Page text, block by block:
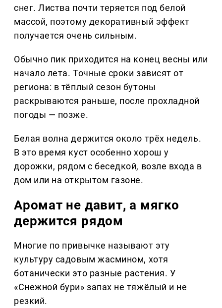
снег. Листва почти теряется под белой
массой, поэтому декоративный эффект
получается очень сильным.
Обычно пик приходится на конец весны или
начало лета. Точные сроки зависят от
региона: в тёплый сезон бутоны
раскрываются раньше, после прохладной
погоды — позже.
Белая волна держится около трёх недель.
В это время куст особенно хорош у
дорожки, рядом с беседкой, возле входа в
дом или на открытом газоне.
Аромат не давит, а мягко
держится рядом
Многие по привычке называют эту
культуру садовым жасмином, хотя
ботанически это разные растения. У
«Снежной бури» запах не тяжёлый и не
резкий.